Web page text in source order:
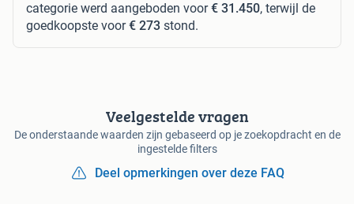
categorie werd aangeboden voor€ 31.450, terwijl de
goedkoopste voor€ 273 stond.
Veelgestelde vragen
De onderstaande waarden zijn gebaseerd op je zoekopdracht en de
ingestelde filters
Deel opmerkingen over deze FAQ